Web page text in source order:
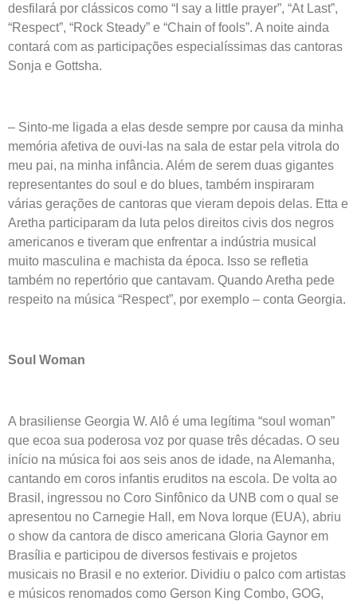
desfilará por clássicos como “I say a little prayer”, “At Last”,
“Respect”, “Rock Steady” e “Chain of fools”. A noite ainda
contará com as participações especialíssimas das cantoras
Sonja e Gottsha.
– Sinto-me ligada a elas desde sempre por causa da minha
memória afetiva de ouvi-las na sala de estar pela vitrola do
meu pai, na minha infância. Além de serem duas gigantes
representantes do soul e do blues, também inspiraram
várias gerações de cantoras que vieram depois delas. Etta e
Aretha participaram da luta pelos direitos civis dos negros
americanos e tiveram que enfrentar a indústria musical
muito masculina e machista da época. Isso se refletia
também no repertório que cantavam. Quando Aretha pede
respeito na música “Respect”, por exemplo – conta Georgia.
Soul Woman
A brasiliense Georgia W. Alô é uma legítima “soul woman”
que ecoa sua poderosa voz por quase três décadas. O seu
início na música foi aos seis anos de idade, na Alemanha,
cantando em coros infantis eruditos na escola. De volta ao
Brasil, ingressou no Coro Sinfônico da UNB com o qual se
apresentou no Carnegie Hall, em Nova Iorque (EUA), abriu
o show da cantora de disco americana Gloria Gaynor em
Brasília e participou de diversos festivais e projetos
musicais no Brasil e no exterior. Dividiu o palco com artistas
e músicos renomados como Gerson King Combo, GOG,